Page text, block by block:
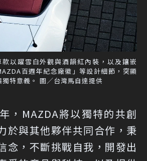
以躍雪白外觀與酒韻紅內裝，以及鑲嵌
百週年紀念廠徽」等設計細節，突顯
特意義。 圖／台灣馬自達提供
，MAZDA將以獨特的共創
於與其他夥伴共同合作，秉
念，不斷挑戰自我，開發出